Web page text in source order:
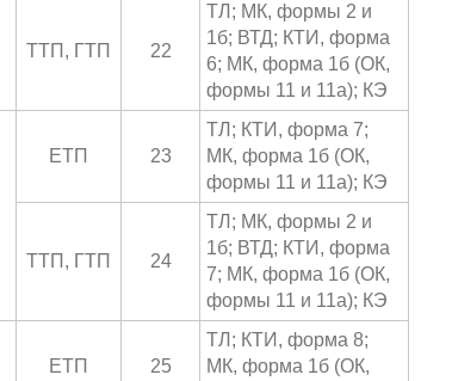
ТТП, ГТП 22
ТЛ; МК, формы 2 и
1б; ВТД; КТИ, форма
6; МК, форма 1б (ОК,
формы 11 и 11a); КЭ
ЕТП 23
ТЛ; КТИ, форма 7;
МК, форма 1б (ОК,
формы 11 и 11a); КЭ
ТТП, ГТП 24
ТЛ; МК, формы 2 и
1б; ВТД; КТИ, форма
7; МК, форма 1б (ОК,
формы 11 и 11a); КЭ
ЕТП 25
ТЛ; КТИ, форма 8;
МК, форма 1б (ОК,